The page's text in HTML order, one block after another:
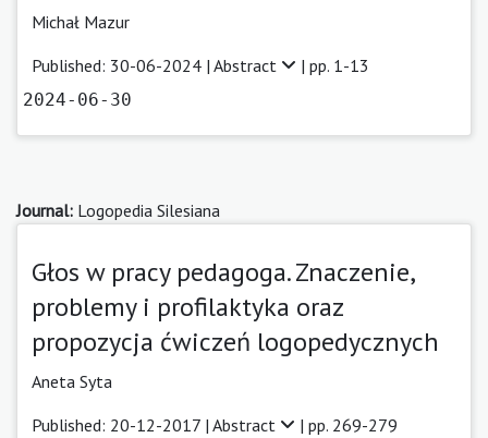
Michał Mazur
Published: 30-06-2024 | Abstract | pp. 1-13
2024-06-30
Journal: Logopedia Silesiana
Głos w pracy pedagoga. Znaczenie,
problemy i profilaktyka oraz
propozycja ćwiczeń logopedycznych
Aneta Syta
Published: 20-12-2017 | Abstract | pp. 269-279